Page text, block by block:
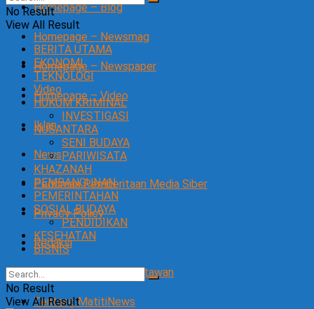
Homepage – Blog
Homepage – Newsmag
Homepage – Newspaper
Homepage – Video
Iklan
News
Pedoman Pemberitaan Media Siber
Privacy Policy
Redaksi
SOP Perlindungan Wartawan
Tentang MatitiNews
No Result
View All Result
BERITA UTAMA
EKONOMI
TEKNOLOGI
Video
HUKUM KRIMINAL
INVESTIGASI
NUSANTARA
SENI BUDAYA
PARIWISATA
KHAZANAH
PEMBANGUNAN
PEMERINTAHAN
SOSIAL BUDAYA
PENDIDIKAN
KESEHATAN
BISNIS
No Result
View All Result